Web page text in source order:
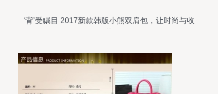
‘背’受瞩目 2017新款韩版小熊双肩包，让时尚与收